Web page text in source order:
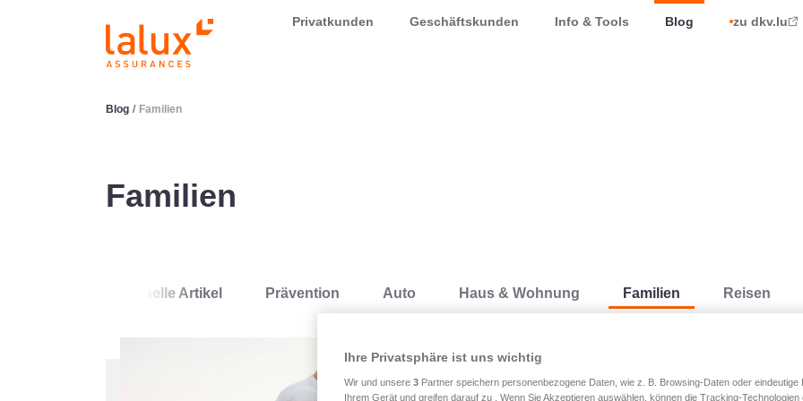
LALUX AssurancesPrivatkunden Geschäftskunden Info & Tools Blog zu dkv.lu
Blog / Familien
Familien
Aktuelle Artikel Prävention Auto Haus & Wohnung Familien Reisen
Ihre Privatsphäre ist uns wichtig
Wir und unsere 3 Partner speichern personenbezogene Daten, wie z. B. Browsing-Daten oder eindeutige
Ihrem Gerät und greifen darauf zu . Wenn Sie Akzeptieren auswählen, können die Tracking-Technologien